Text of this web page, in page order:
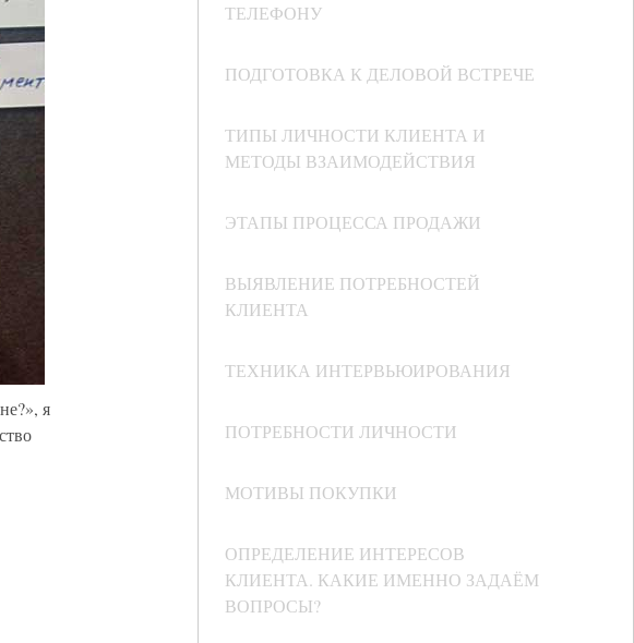
ТЕЛЕФОНУ
ПОДГОТОВКА К ДЕЛОВОЙ ВСТРЕЧЕ
ТИПЫ ЛИЧНОСТИ КЛИЕНТА И
МЕТОДЫ ВЗАИМОДЕЙСТВИЯ
ЭТАПЫ ПРОЦЕССА ПРОДАЖИ
ВЫЯВЛЕНИЕ ПОТРЕБНОСТЕЙ
КЛИЕНТА
ТЕХНИКА ИНТЕРВЬЮИРОВАНИЯ
ПОТРЕБНОСТИ ЛИЧНОСТИ
МОТИВЫ ПОКУПКИ
ОПРЕДЕЛЕНИЕ ИНТЕРЕСОВ
КЛИЕНТА. КАКИЕ ИМЕННО ЗАДАЁМ
ВОПРОСЫ?
я